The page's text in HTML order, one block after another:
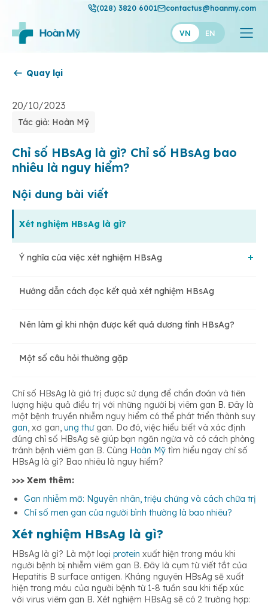
(028) 3820 6001 contactus@hoanmy.com
VN EN
Thuận Mỹ
Quay lại
20/10/2023
Tác giả: Hoàn Mỹ
Chỉ số HBsAg là gì? Chỉ số HBsAg bao
nhiêu là nguy hiểm?
Nội dung bài viết
Xét nghiệm HBsAg là gì?
Ý nghĩa của việc xét nghiệm HBsAg
Xét nghiệm HBsAg dương tính
Hướng dẫn cách đọc kết quả xét nghiệm HBsAg
Nên làm gì khi nhận được kết quả dương tính HBsAg?
Một số câu hỏi thường gặp
Chỉ số HBsAg là giá trị được sử dụng để chẩn đoán và tiên
lượng hiệu quả điều trị với những người bị viêm gan B. Đây là
một bệnh truyền nhiễm nguy hiểm có thể phát triển thành suy
gan, xơ gan, ung thư gan. Do đó, việc hiểu biết và xác định
đúng chỉ số HBsAg sẽ giúp bạn ngăn ngừa và có cách phòng
tránh bệnh viêm gan B. Cùng Hoàn Mỹ tìm hiểu ngay chỉ số
HBsAg là gì? Bao nhiêu là nguy hiểm?
>>> Xem thêm:
Gan nhiễm mỡ: Nguyên nhân, triệu chứng và cách chữa trị
Chỉ số men gan của người bình thường là bao nhiêu?
Xét nghiệm HBsAg là gì?
HBsAg là gì? Là một loại protein xuất hiện trong máu khi
người bệnh bị nhiễm viêm gan B. Đây là cụm từ viết tắt của
Hepatitis B surface antigen. Kháng nguyên HBsAg sẽ xuất
hiện trong máu của người bệnh từ 1-8 tuần sau khi tiếp xúc
với virus viêm gan B. Xét nghiệm HBsAg sẽ có 2 trường hợp: